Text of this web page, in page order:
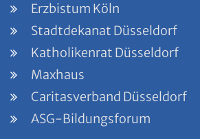
Erzbistum Köln
Stadtdekanat Düsseldorf
Katholikenrat Düsseldorf
Maxhaus
Caritasverband Düsseldorf
ASG-Bildungsforum